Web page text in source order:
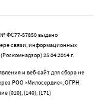
ФС77-57850 выдано
связи, информационных
25.04.2014 г.
и веб-сайт для сбора не
РОО «Милосердие», ОГРН
(010), (140), (171)